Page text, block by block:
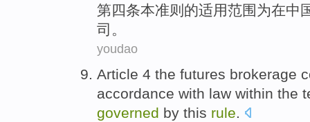
第四条本准则 的适用范围为在中
司 。
youdao
Article 4 the futures brokerage
accordance with law within the
governed by this rule.